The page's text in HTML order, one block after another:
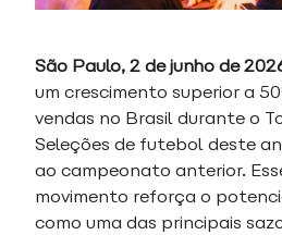
São Paulo, 2 de junho de
um crescimento superior a
vendas no Brasil durante o
Seleções de futebol deste
ao campeonato anterior.
movimento reforça o
como uma das principais